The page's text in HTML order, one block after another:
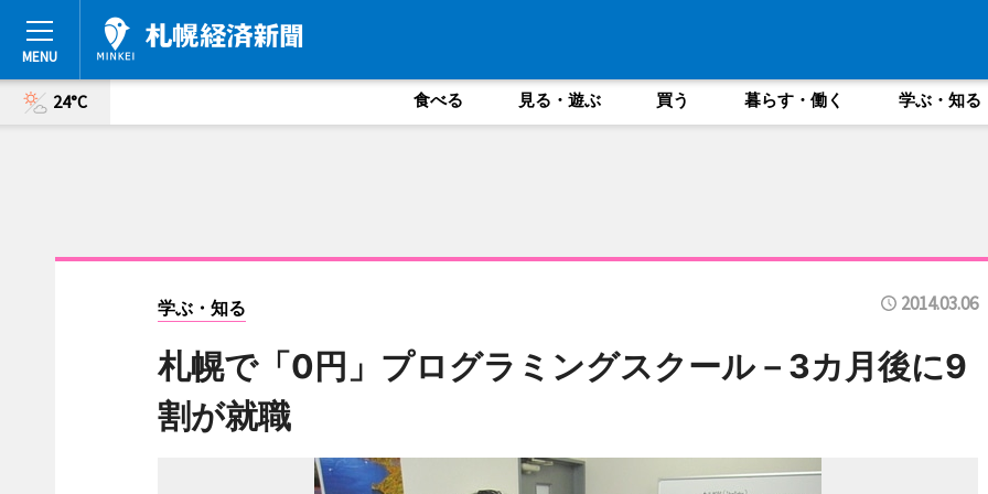
24°C 食べる 見る・遊ぶ 買う 暮らす・働く 学ぶ・知る
学ぶ・知る 2014.03.06
札幌で「0円」プログラミングスクール－3カ月後に9
割が就職